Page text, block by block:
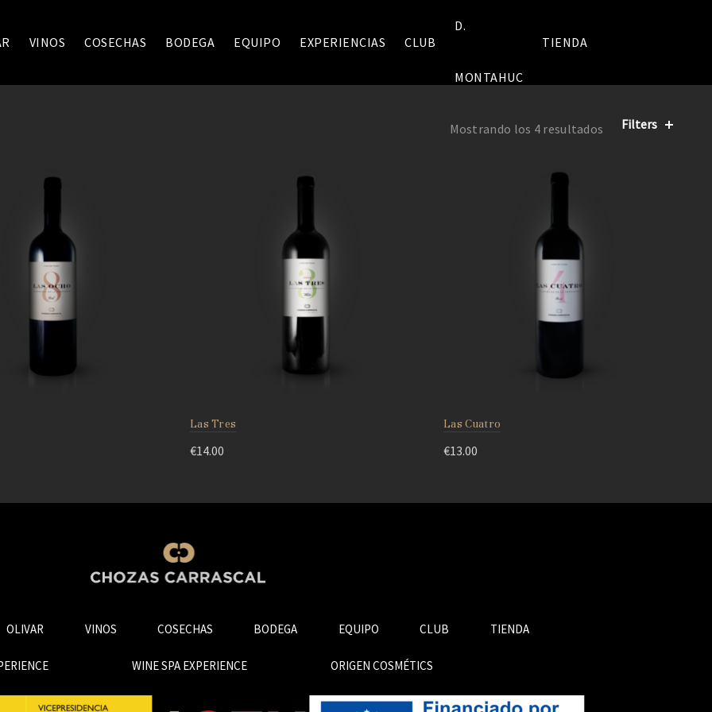
VINOS COSECHAS BODEGA EQUIPO EXPERIENCIAS CLUB
D.
MONTAHUC
TIENDA
Mostrando los 4 resultados Filters
Las Tres
€14.00
Las Cuatro
€13.00
OLIVAR VINOS COSECHAS BODEGA EQUIPO CLUB TIENDA
WINE SPA EXPERIENCE ORIGEN COSMÉTICS